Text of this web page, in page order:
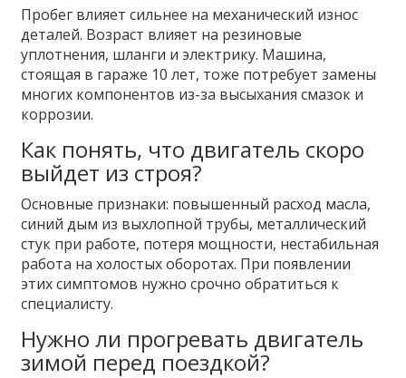
Пробег влияет сильнее на механический износ
деталей. Возраст влияет на резиновые
уплотнения, шланги и электрику. Машина,
стоящая в гараже 10 лет, тоже потребует замены
многих компонентов из-за высыхания смазок и
коррозии.
Как понять, что двигатель скоро
выйдет из строя?
Основные признаки: повышенный расход масла,
синий дым из выхлопной трубы, металлический
стук при работе, потеря мощности, нестабильная
работа на холостых оборотах. При появлении
этих симптомов нужно срочно обратиться к
специалисту.
Нужно ли прогревать двигатель
зимой перед поездкой?